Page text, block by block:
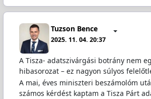
Tuzson Bence
2025. 11. 04. 20:37
A Tisza- adatszivárgási botrány nem
hibasorozat – ez nagyon súlyos
A mai, éves miniszteri beszámolóm
számos kérdést kaptam a Tisza Párt